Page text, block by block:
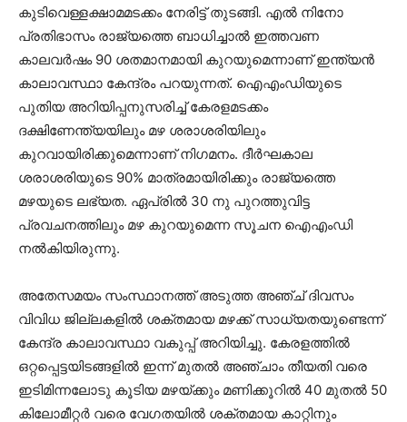
കുടിവെള്ളക്ഷാമമടക്കം നേരിട്ട് തുടങ്ങി. എൽ നിനോ
പ്രതിഭാസം രാജ്യത്തെ ബാധിച്ചാൽ ഇത്തവണ
കാലവർഷം 90 ശതമാനമായി കുറയുമെന്നാണ് ഇന്ത്യൻ
കാലാവസ്ഥാ കേന്ദ്രം പറയുന്നത്. ഐഎംഡിയുടെ
പുതിയ അറിയിപ്പനുസരിച്ച് കേരളമടക്കം
ദക്ഷിണേന്ത്യയിലും മഴ ശരാശരിയിലും
കുറവായിരിക്കുമെന്നാണ് നിഗമനം. ദീർഘകാല
ശരാശരിയുടെ 90% മാത്രമായിരിക്കും രാജ്യത്തെ
മഴയുടെ ലഭ്യത. ഏപ്രിൽ 30 നു പുറത്തുവിട്ട
പ്രവചനത്തിലും മഴ കുറയുമെന്ന സൂചന ഐഎംഡി
നൽകിയിരുന്നു.
അതേസമയം സംസ്ഥാനത്ത് അടുത്ത അഞ്ച് ദിവസം
വിവിധ ജില്ലകളിൽ ശക്തമായ മഴക്ക് സാധ്യതയുണ്ടെന്ന്
കേന്ദ്ര കാലാവസ്ഥാ വകുപ്പ് അറിയിച്ചു. കേരളത്തിൽ
ഒറ്റപ്പെട്ടയിടങ്ങളിൽ ഇന്ന് മുതൽ അഞ്ചാം തീയതി വരെ
ഇടിമിന്നലോടു കൂടിയ മഴയ്ക്കും മണിക്കൂറിൽ 40 മുതൽ 50
കിലോമീറ്റർ വരെ വേഗതയിൽ ശക്തമായ കാറ്റിനും